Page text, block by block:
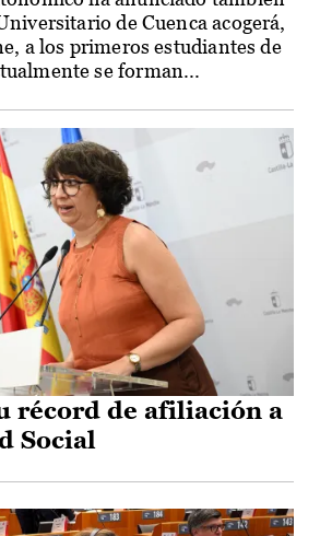
de Cuenca acogerá,
a los primeros estudiantes de
se forman...
récord de afiliación a
Social